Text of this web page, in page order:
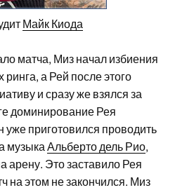
Майк Киода
матча, Миз начал избиения
ринга, а Рей после этого
и сразу же взялся за
доминирование Рея
уже приготовился проводить
музыка Альберто дель Рио,
арену. Это заставило Рея
на этом не закончился. Миз